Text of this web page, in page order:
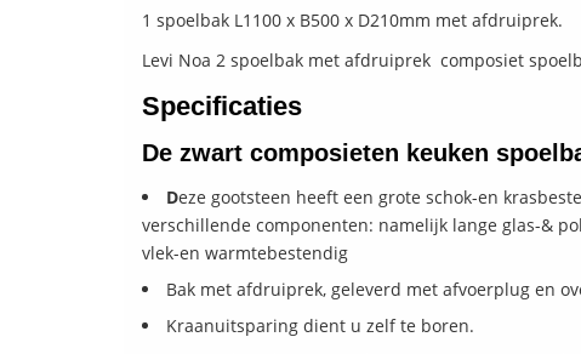
1 spoelbak L1100 x B500 x D210mm met afdruiprek.
Levi Noa 2 spoelbak met afdruiprek composiet
Specificaties
De zwart composieten keuken
Deze gootsteen heeft een grote schok-en
verschillende componenten: namelijk lange glas-&
vlek-en warmtebestendig
Bak met afdruiprek, geleverd met afvoerplug en
Kraanuitsparing dient u zelf te boren.